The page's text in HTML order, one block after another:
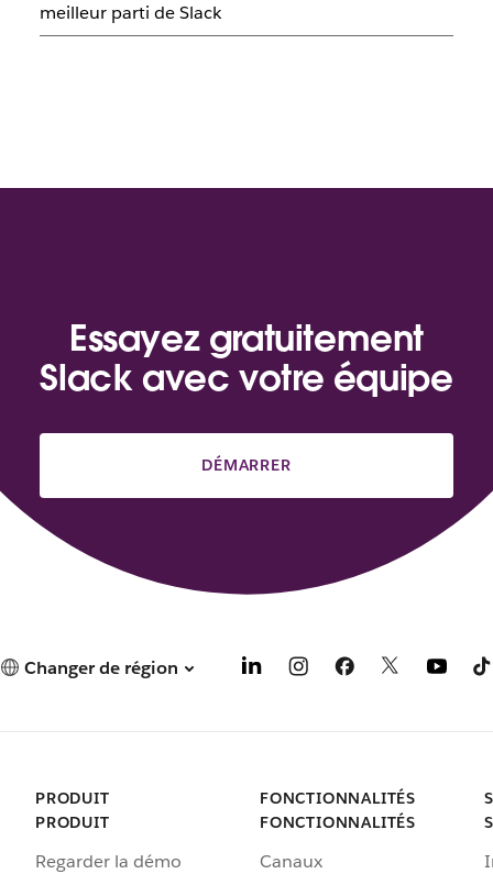
meilleur parti de Slack
Essayez gratuitement
Slack avec votre équipe
DÉMARRER
Changer de région
PRODUIT
PRODUIT
Regarder la démo
FONCTIONNALITÉS
FONCTIONNALITÉS
Canaux